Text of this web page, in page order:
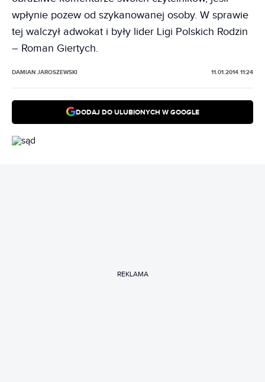
wpłynie pozew od szykanowanej osoby. W sprawie
tej walczył adwokat i były lider Ligi Polskich Rodzin
– Roman Giertych.
DAMIAN JAROSZEWSKI 11.01.2014 11:24
DODAJ DO ULUBIONYCH W GOOGLE
REKLAMA